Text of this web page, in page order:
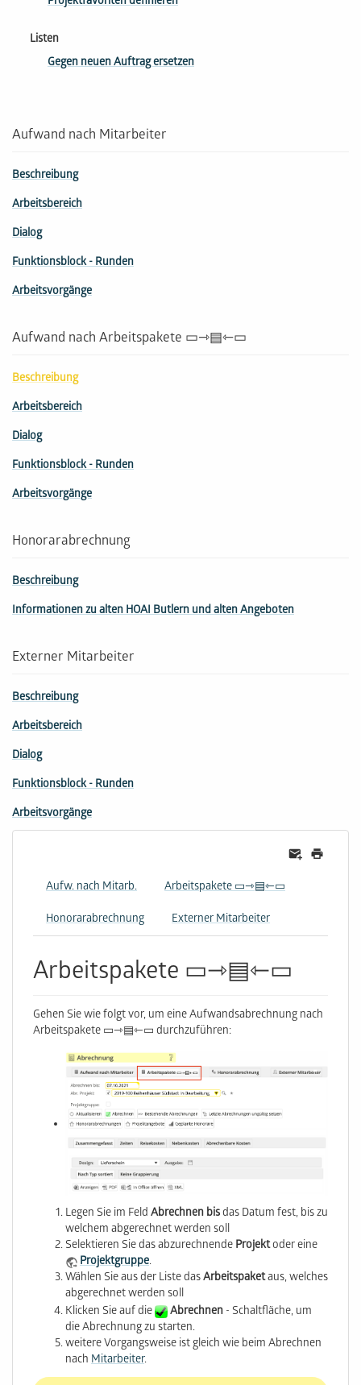
Listen
Gegen neuen Auftrag ersetzen
Aufwand nach Mitarbeiter
Beschreibung
Arbeitsbereich
Dialog
Funktionsblock - Runden
Arbeitsvorgänge
Aufwand nach Arbeitspakete ▭⇾▤⇽▭
Beschreibung
Arbeitsbereich
Dialog
Funktionsblock - Runden
Arbeitsvorgänge
Honorarabrechnung
Beschreibung
Informationen zu alten HOAI Butlern und alten Angeboten
Externer Mitarbeiter
Beschreibung
Arbeitsbereich
Dialog
Funktionsblock - Runden
Arbeitsvorgänge
Aufw. nach Mitarb. Arbeitspakete ▭⇾▤⇽▭
Honorarabrechnung Externer Mitarbeiter
Arbeitspakete ▭⇾▤⇽▭
Gehen Sie wie folgt vor, um eine Aufwandsabrechnung nach
Arbeitspakete ▭⇾▤⇽▭ durchzuführen:
Legen Sie im Feld Abrechnen bisdas Datum fest, bis zu
welchem abgerechnet werden soll
Selektieren Sie das abzurechnende Projektoder eine
Projektgruppe.
Wählen Sie aus der Liste dasArbeitspaketaus, welches
abgerechnet werden soll
Klicken Sie auf die
Abrechnen - Schaltfläche, um
die Abrechnung zu starten.
weitere Vorgangsweise ist gleich wie beim Abrechnen
nach Mitarbeiter.